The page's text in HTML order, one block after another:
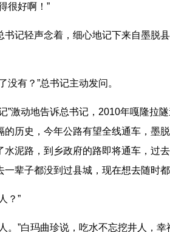
很好啊！”
轻声念着，细心地记下来自墨脱县
有？”总书记主动发问。
激动地告诉总书记，2010年嘎隆拉
的历史，今年公路有望全线通车，墨
水泥路，到乡政府的路即将通车，过
一辈子都没到过县城，现在想去随时
？”
”白玛曲珍说，吃水不忘挖井人，幸